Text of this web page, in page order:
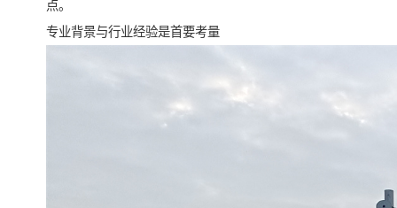
点。
专业背景与行业经验是首要考量